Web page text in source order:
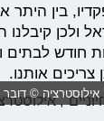
בין היתר
ולכן קיבלנו
חודש לבתים
אותנו.
אילוסטרציה ©